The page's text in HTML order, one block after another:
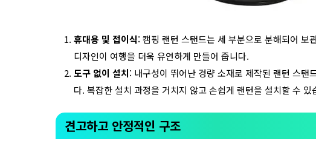
휴대용 및 접이식: 캠핑 랜턴 스탠드는 세 부분으로 분해되어 보
디자인이 여행을 더욱 유연하게 만들어 줍니다.
도구 없이 설치: 내구성이 뛰어난 경량 소재로 제작된 랜턴 스
다. 복잡한 설치 과정을 거치지 않고 손쉽게 랜턴을 설치할 수 있
견고하고 안정적인 구조